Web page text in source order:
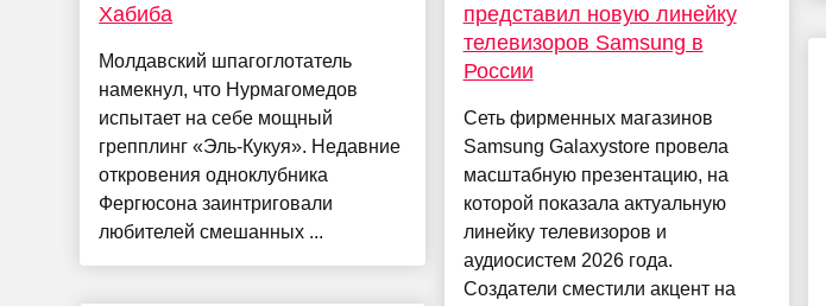
Хабиба
Молдавский шпагоглотатель
намекнул, что Нурмагомедов
испытает на себе мощный
грепплинг «Эль-Кукуя». Недавние
откровения одноклубника
Фергюсона заинтриговали
любителей смешанных ...
представил новую линейку
телевизоров Samsung в
России
Сеть фирменных магазинов
Samsung Galaxystore провела
масштабную презентацию, на
которой показала актуальную
линейку телевизоров и
аудиосистем 2026 года.
Создатели сместили акцент на